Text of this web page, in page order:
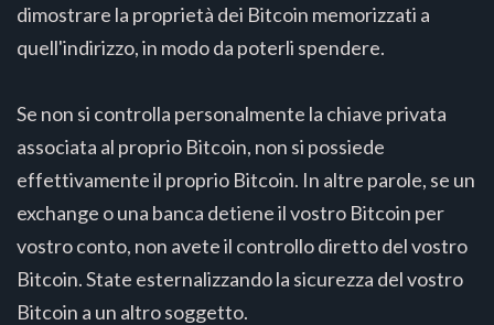
dimostrare la proprietà dei Bitcoin memorizzati a
quell'indirizzo, in modo da poterli spendere.
Se non si controlla personalmente la chiave privata
associata al proprio Bitcoin, non si possiede
effettivamente il proprio Bitcoin. In altre parole, se un
exchange o una banca detiene il vostro Bitcoin per
vostro conto, non avete il controllo diretto del vostro
Bitcoin. State esternalizzando la sicurezza del vostro
Bitcoin a un altro soggetto.